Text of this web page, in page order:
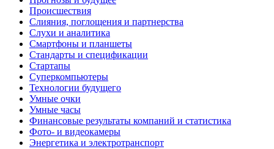
Происшествия
Слияния, поглощения и партнерства
Слухи и аналитика
Смартфоны и планшеты
Стандарты и спецификации
Стартапы
Суперкомпьютеры
Технологии будущего
Умные очки
Умные часы
Финансовые результаты компаний и статистика
Фото- и видеокамеры
Энергетика и электротранспорт